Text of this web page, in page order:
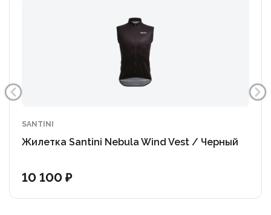
SANTINI
Жилетка Santini Nebula Wind Vest / Черный
10 100 ₽